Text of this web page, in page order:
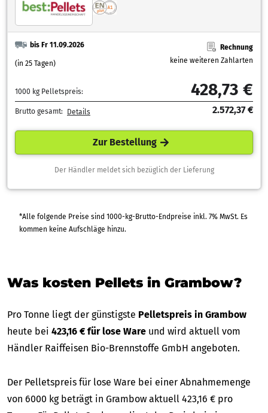
bis Fr 11.09.2026
(in 25 Tagen)
Rechnung
keine weiteren Zahlarten
1000 kg Pelletspreis: 428,73 €
Brutto gesamt: Details 2.572,37 €
Zur Bestellung
Der Händler meldet sich bezüglich der Lieferung
*Alle folgende Preise sind 1000-kg-Brutto-Endpreise inkl. 7% MwSt. Es
kommen keine Aufschläge hinzu.
Was kosten Pellets in Grambow?
Pro Tonne liegt der günstigste Pelletspreis in Grambow
heute bei 423,16 € für lose Ware und wird aktuell vom
Händler Raiffeisen Bio-Brennstoffe GmbH angeboten.
Der Pelletspreis für lose Ware bei einer Abnahmemenge
von 6000 kg beträgt in Grambow aktuell 423,16 € pro